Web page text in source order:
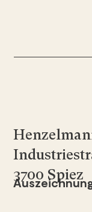
3700 Spiez